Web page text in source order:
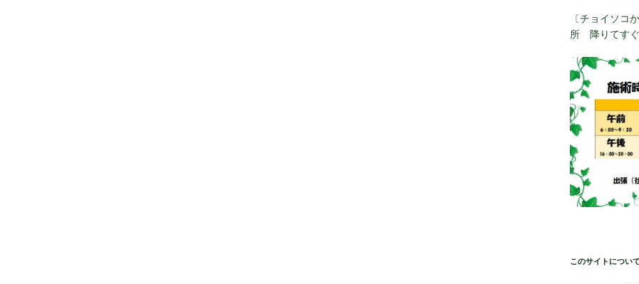
〔チョイソ
所 降りてすぐ
このサイトについ